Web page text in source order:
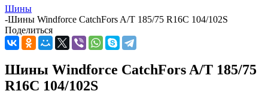
Шины
-Шины Windforce CatchFors A/T 185/75 R16C 104/102S
Поделиться
Шины Windforce CatchFors A/T 185/75
R16C 104/102S